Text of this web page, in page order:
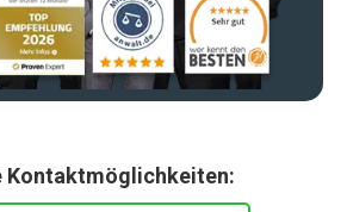
Kontaktmöglichkeiten: